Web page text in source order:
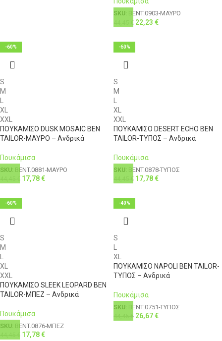
SKU: BENT.0903-ΜΑΥΡΟ
€ 22,23 €
-60%
S
M
XL
XXL
ΠΟΥΚΑΜΙΣΟ DUSK MOSAIC BEN
TAILOR-ΜΑΥΡΟ – Ανδρικά
Πουκάμισα
SKU: BENT.0881-ΜΑΥΡΟ
€ 17,78€
-60%
S
M
XL
XXL
ΠΟΥΚΑΜΙΣΟ DESERT ECHO BEN
TAILOR-ΤΥΠΟΣ – Ανδρικά
Πουκάμισα
SKU: BENT.0878-ΤΥΠΟΣ
€ 17,78€
-60%
S
M
XL
XXL
ΠΟΥΚΑΜΙΣΟ SLEEK LEOPARD BEN
TAILOR-ΜΠΕΖ – Ανδρικά
Πουκάμισα
SKU: BENT.0876-ΜΠΕΖ
€ 17,78€
-40%
S
XL
ΠΟΥΚΑΜΙΣΟ NAPOLI BEN TAILOR-
ΤΥΠΟΣ – Ανδρικά
Πουκάμισα
SKU: BENT.0751-ΤΥΠΟΣ
€ 26,67€